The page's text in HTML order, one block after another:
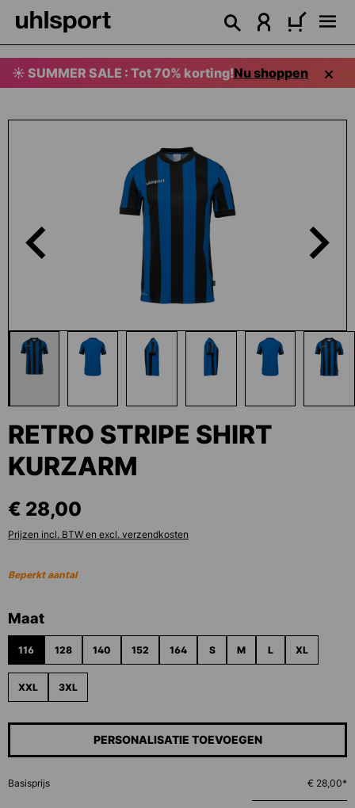
☀️ SUMMER SALE : Tot 70% korting!Nu shoppen
RETRO STRIPE SHIRT
KURZARM
€ 28,00
Prijzen incl. BTW en excl. verzendkosten
Beperkt aantal
Selecteer
Maat
116 128 140 152 164 S M L XL
XXL 3XL
PERSONALISATIE TOEVOEGEN
Basisprijs € 28,00*